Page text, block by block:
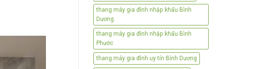
thang máy gia đình nhập khẩu Bình
Dương
thang máy gia đình nhập khẩu Bình
Phước
thang máy gia đình uy tín Bình Dương